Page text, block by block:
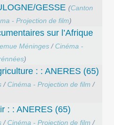
GESSE (Canton
- Projection de film)
sur l’Afrique
Méninges / Cinéma -
)
: : ANERES (65)
/ Cinéma - Projection de film /
: : ANERES (65)
/ Cinéma - Projection de film /